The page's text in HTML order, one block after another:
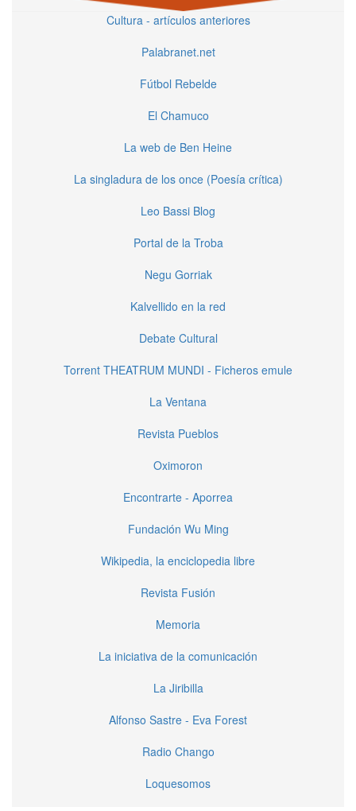
Cultura - artículos anteriores
Palabranet.net
Fútbol Rebelde
El Chamuco
La web de Ben Heine
La singladura de los once (Poesía crítica)
Leo Bassi Blog
Portal de la Troba
Negu Gorriak
Kalvellido en la red
Debate Cultural
Torrent THEATRUM MUNDI - Ficheros emule
La Ventana
Revista Pueblos
Oximoron
Encontrarte - Aporrea
Fundación Wu Ming
Wikipedia, la enciclopedia libre
Revista Fusión
Memoria
La iniciativa de la comunicación
La Jiribilla
Alfonso Sastre - Eva Forest
Radio Chango
Loquesomos